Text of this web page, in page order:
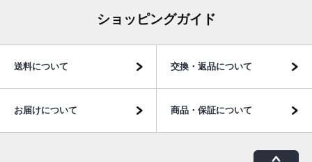
ショッピングガイド
送料について 交換・返品について
お届けについて 商品・保証について